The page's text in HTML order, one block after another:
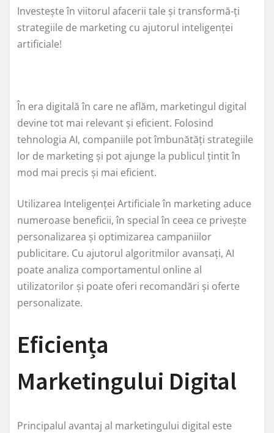
Investește în viitorul afacerii tale și transformă-ți
strategiile de marketing cu ajutorul inteligenței
artificiale!
În era digitală în care ne aflăm, marketingul digital
devine tot mai relevant și eficient. Folosind
tehnologia AI, companiile pot îmbunătăți strategiile
lor de marketing și pot ajunge la publicul țintit în
mod mai precis și mai eficient.
Utilizarea Inteligenței Artificiale în marketing aduce
numeroase beneficii, în special în ceea ce privește
personalizarea și optimizarea campaniilor
publicitare. Cu ajutorul algoritmilor avansați, AI
poate analiza comportamentul online al
utilizatorilor și poate oferi recomandări și oferte
personalizate.
Eficiența
Marketingului Digital
Principalul avantaj al marketingului digital este